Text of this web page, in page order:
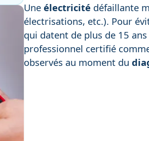
Une électricité défaillante
électrisations, etc.). Pour
qui datent de plus de 15 ans
professionnel certifié
observés au moment du